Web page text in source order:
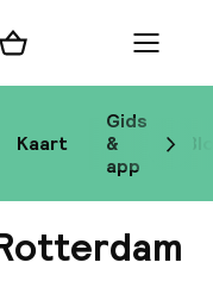
Kaart
Gids
&
app
Winkelmand Menu